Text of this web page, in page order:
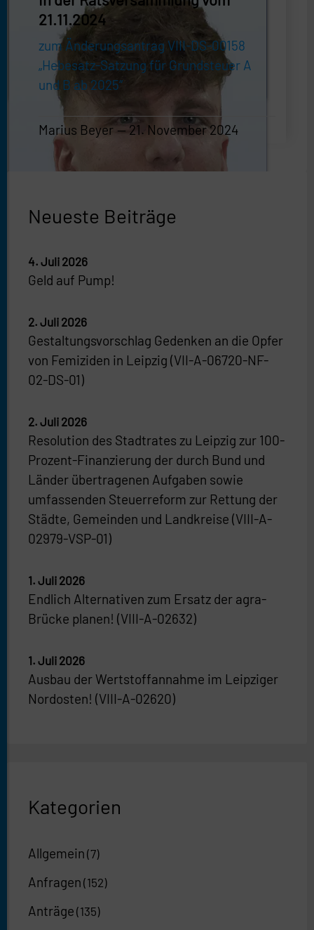
21.11.2024
zum Änderungsantrag VIII-DS-00158
„Hebesatz-Satzung für Grundsteuer A
und B ab 2025“
Marius Beyer21. November 2024
Marius Beyer — 21. November 2024
Neueste Beiträge
Geld auf Pump!
4. Juli 2026
Gestaltungsvorschlag Gedenken an die Opfer
von Femiziden in Leipzig (VII-A-06720-NF-
02-DS-01)
2. Juli 2026
Resolution des Stadtrates zu Leipzig zur 100-
Prozent-Finanzierung der durch Bund und
Länder übertragenen Aufgaben sowie
umfassenden Steuerreform zur Rettung der
Städte, Gemeinden und Landkreise (VIII-A-
02979-VSP-01)
2. Juli 2026
Endlich Alternativen zum Ersatz der agra-
Brücke planen! (VIII-A-02632)
1. Juli 2026
Ausbau der Wertstoffannahme im Leipziger
Nordosten! (VIII-A-02620)
1. Juli 2026
Kategorien
Allgemein (7)
Anfragen (152)
Anträge (135)